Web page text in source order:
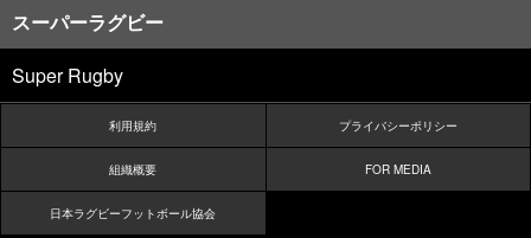
スーパーラグビー
Super Rugby
利用規約 プライバシーポリシー
組織概要 FOR MEDIA
日本ラグビーフットボール協会